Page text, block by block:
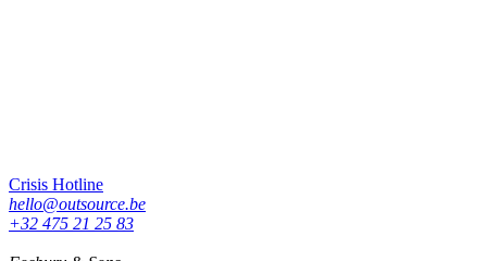
Crisis Hotline
hello@outsource.be
+32 475 21 25 83